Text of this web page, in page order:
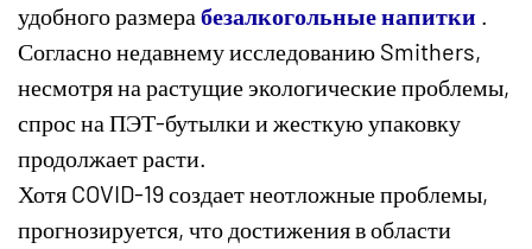
удобного размера безалкогольные напитки .
Согласно недавнему исследованию Smithers,
несмотря на растущие экологические проблемы,
спрос на ПЭТ-бутылки и жесткую упаковку
продолжает расти.
Хотя COVID-19 создает неотложные проблемы,
прогнозируется, что достижения в области